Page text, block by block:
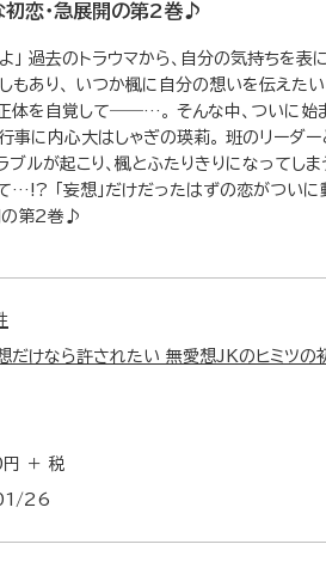
初恋・急展開の第2巻♪
」 過去のトラウマから、自分の気持ちを表
もあり、 いつか楓に自分の想いを伝えたい
体を自覚して――…。 そんな中、ついに始
事に内心大はしゃぎの瑛莉。 班のリーダ
ブルが起こり、楓とふたりきりになってし
…!? 「妄想」だけだったはずの恋がつ
の第2巻♪
だけなら許されたい 無愛想JKのヒミツの
＋ 税
26